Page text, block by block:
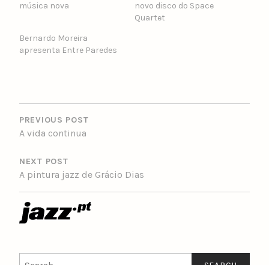
música nova
novo disco do Space
Quartet
Bernardo Moreira
apresenta Entre Paredes
POST
NAVIGATION
PREVIOUS POST
A vida continua
NEXT POST
A pintura jazz de Grácio Dias